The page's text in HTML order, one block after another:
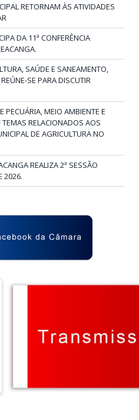
RETORNAM ÀS ATIVIDADES
DA 11ª CONFERÊNCIA
SAÚDE E SANEAMENTO,
SE PARA DISCUTIR
PECUÁRIA, MEIO AMBIENTE E
RELACIONADOS AOS
DE AGRICULTURA NO
REALIZA 2ª SESSÃO
2026.